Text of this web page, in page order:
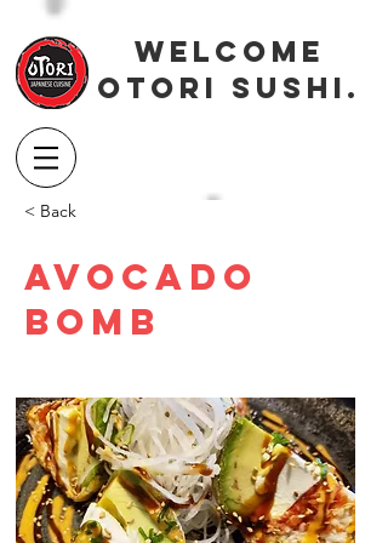
Welcome
OTORI SUSHI.
< Back
Avocado
Bomb